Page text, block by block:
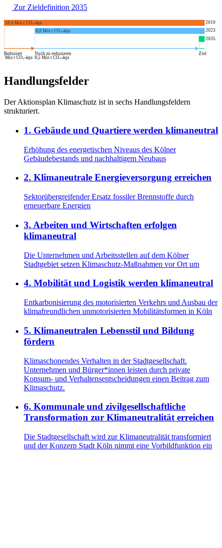
ZurZieldefinition 2035
10,4 Mio t CO₂-äqu
Reduziert
Mio t CO₂-äqu
8,8 Mio t CO₂-äqu
Noch zu reduzieren
8,5 Mio t CO₂-äqu
Ziel
2019
2023
2035
Handlungsfelder
Der Aktionsplan Klimaschutz ist in sechs Handlungsfeldern
strukturiert.
1. Gebäude und Quartiere werden klimaneutral
Erhöhung des energetischen Niveaus des Kölner
Gebäudebestands und nachhaltigem Neubaus
2. Klimaneutrale Energieversorgung erreichen
Sektorübergreifender Ersatz fossiler Brennstoffe durch
erneuerbare Energien
3. Arbeiten und Wirtschaften erfolgen
klimaneutral
Die Unternehmen und Arbeitsstellen auf dem Kölner
Stadtgebiet setzen Klimaschutz-Maßnahmen vor Ort um
4. Mobilität und Logistik werden klimaneutral
Entkarbonisierung des motorisierten Verkehrs und Ausbau der
klimafreundlichen unmotorisierten Mobilitätsformen in Köln
5. Klimaneutralen Lebensstil und Bildung
fördern
Klimaschonendes Verhalten in der Stadtgesellschaft.
Unternehmen und Bürger*innen leisten durch private
Konsum- und Verhaltensentscheidungen einen Beitrag zum
Klimaschutz.
6. Kommunale und zivilgesellschaftliche
Transformation zur Klimaneutralität erreichen
Die Stadtgesellschaft wird zur Klimaneutralität transformiert
und der Konzern Stadt Köln nimmt eine Vorbildfunktion ein